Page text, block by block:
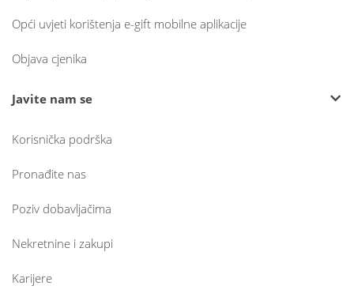
Opći uvjeti korištenja e-gift mobilne aplikacije
Objava cjenika
Javite nam se
Korisnička podrška
Pronađite nas
Poziv dobavljačima
Nekretnine i zakupi
Karijere